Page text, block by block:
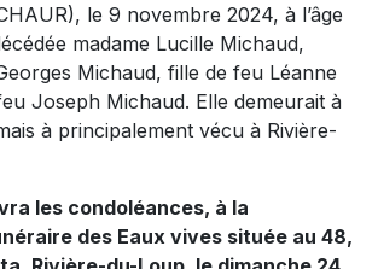
le 9 novembre 2024, à l’âge
madame Lucille Michaud,
Michaud, fille de feu Léanne
Joseph Michaud. Elle demeurait à
à principalement vécu à Rivière-
les condoléances, à la
des Eaux vives située au 48,